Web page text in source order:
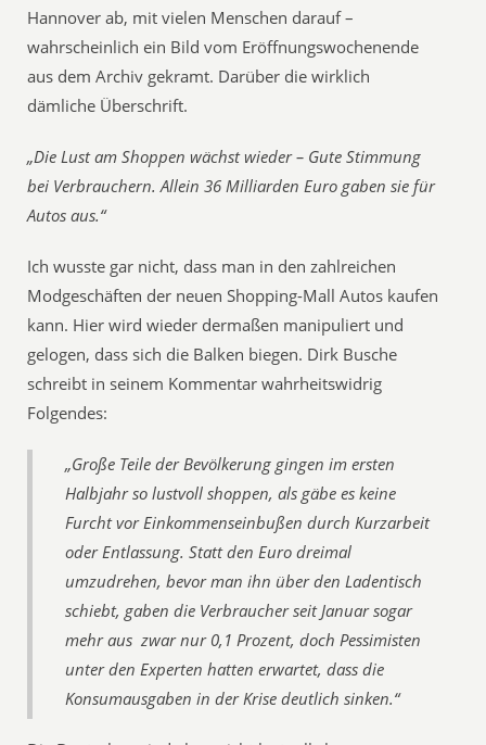
Hannover ab, mit vielen Menschen darauf –
wahrscheinlich ein Bild vom Eröffnungswochenende
aus dem Archiv gekramt. Darüber die wirklich
dämliche Überschrift.
„Die Lust am Shoppen wächst wieder – Gute Stimmung
bei Verbrauchern. Allein 36 Milliarden Euro gaben sie für
Autos aus.“
Ich wusste gar nicht, dass man in den zahlreichen
Modgeschäften der neuen Shopping-Mall Autos kaufen
kann. Hier wird wieder dermaßen manipuliert und
gelogen, dass sich die Balken biegen. Dirk Busche
schreibt in seinem Kommentar wahrheitswidrig
Folgendes:
„Große Teile der Bevölkerung gingen im ersten
Halbjahr so lustvoll shoppen, als gäbe es keine
Furcht vor Einkommenseinbußen durch Kurzarbeit
oder Entlassung. Statt den Euro dreimal
umzudrehen, bevor man ihn über den Ladentisch
schiebt, gaben die Verbraucher seit Januar sogar
mehr aus  zwar nur 0,1 Prozent, doch Pessimisten
unter den Experten hatten erwartet, dass die
Konsumausgaben in der Krise deutlich sinken.“